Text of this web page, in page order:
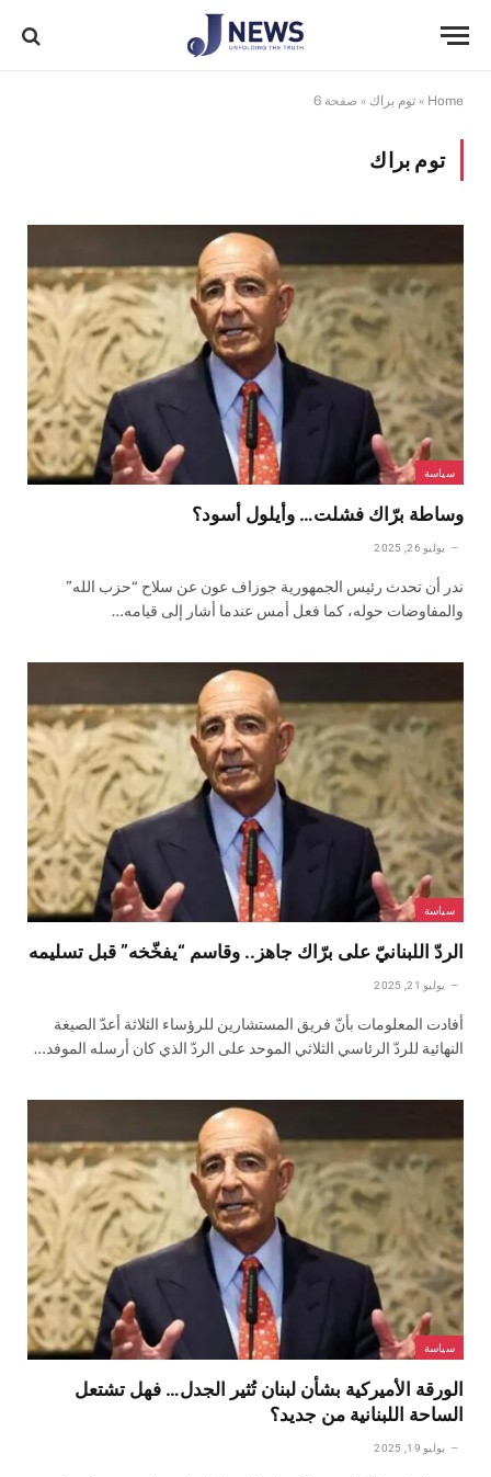
Home
» توم براك » صفحة 6
توم براك
سياسة
وساطة برّاك فشلت… وأيلول أسود؟
يوليو 26, 2025
ندر أن تحدث رئيس الجمهورية جوزاف عون عن سلاح “حزب الله”
والمفاوضات حوله، كما فعل أمس عندما أشار إلى قيامه…
سياسة
الردّ اللبنانيّ على برّاك جاهز.. وقاسم “يفخّخه” قبل تسليمه
يوليو 21, 2025
أفادت المعلومات بأنّ فريق المستشارين للرؤساء الثلاثة أعدّ الصيغة
النهائية للردّ الرئاسي الثلاثي الموحد على الردّ الذي كان أرسله الموفد…
سياسة
الورقة الأميركية بشأن لبنان تُثير الجدل… فهل تشتعل
الساحة اللبنانية من جديد؟
يوليو 19, 2025